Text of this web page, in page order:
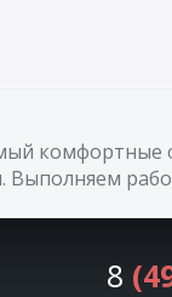
Выполняем
8